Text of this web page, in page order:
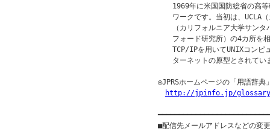
1969年に米国国防総省の高等
ワークです。当初は、UCLA（
（カリフォルニア大学サンタ
フォード研究所）の4カ所を相
TCP/IPを用いてUNIXコンピュ
ターネットの原型とされてい
◎JPRSホームページの「用語辞典
http://jpinfo.jp/
■配信先メールアドレスなどの変